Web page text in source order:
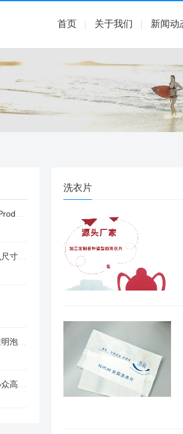
首页 关于我们 新闻动
洗衣片